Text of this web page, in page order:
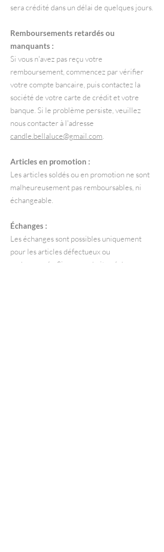
sera crédité dans un délai de quelques jours.
Remboursements retardés ou
manquants :
Si vous n'avez pas reçu votre
remboursement, commencez par vérifier
votre compte bancaire, puis contactez la
société de votre carte de crédit et votre
banque. Si le problème persiste, veuillez
nous contacter à l'adresse
candle.bellaluce@gmail.com
Articles en promotion :
Les articles soldés ou en promotion ne sont
malheureusement pas remboursables, ni
échangeable.
Échanges :
Les échanges sont possibles uniquement
pour les articles défectueux ou
endommagés. Si vous souhaitez échanger